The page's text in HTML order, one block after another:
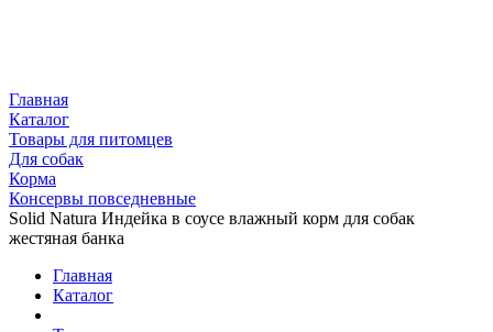
Главная
Каталог
Товары для питомцев
Для собак
Корма
Консервы повседневные
Solid Natura Индейка в соусе влажный корм для собак
жестяная банка
Главная
Каталог